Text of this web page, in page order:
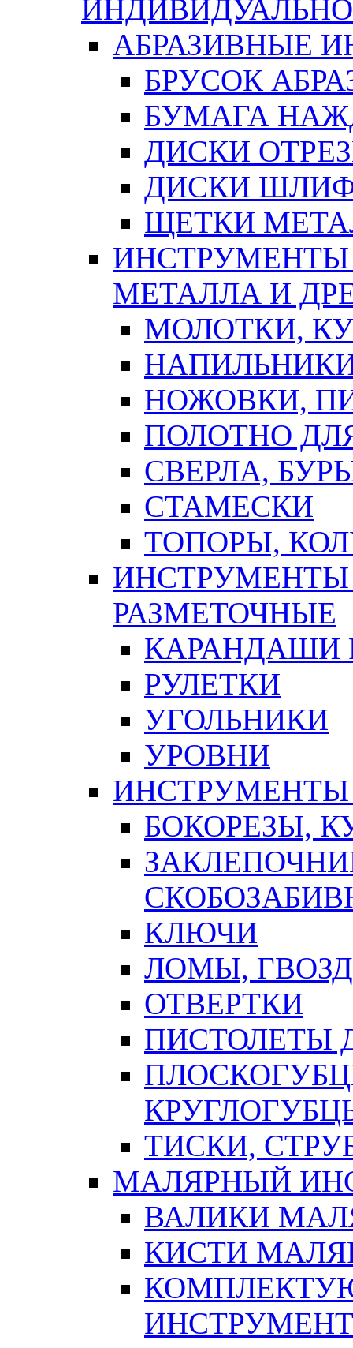
АБРАЗИВНЫЕ
БРУСОК
БУМАГА
ДИСКИ
ДИСКИ
ЩЕТКИ
ИНСТРУМЕНТЫ
МЕТАЛЛА И
МОЛОТКИ,
НОЖОВКИ,
ПОЛОТНО
СВЕРЛА,
СТАМЕСКИ
ТОПОРЫ,
ИНСТРУМЕНТЫ
РАЗМЕТОЧНЫЕ
КАРАНДАШИ
РУЛЕТКИ
УГОЛЬНИКИ
УРОВНИ
БОКОРЕЗЫ,
КЛЮЧИ
ЛОМЫ,
ОТВЕРТКИ
ПИСТОЛЕТЫ
ТИСКИ,
МАЛЯРНЫЙ
ВАЛИКИ
КИСТИ